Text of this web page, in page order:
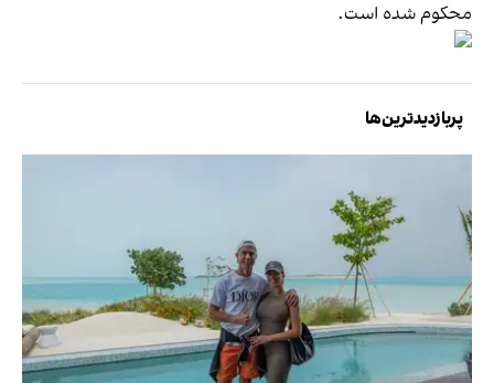
محکوم شده است.
پربازدیدترین‌ها